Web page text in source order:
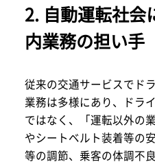
2. 自動運転社会
内業務の担い手
従来の交通サービスでド
業務は多様にあり、ドラ
ではなく、「運転以外の
やシートベルト装着等の
等の調節、乗客の体調不